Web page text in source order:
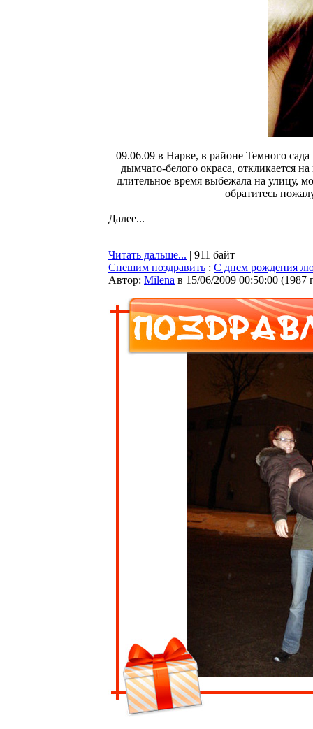
09.06.09 в Нарве, в районе Темного
дымчато-белого окраса, откликается
длительное время выбежала на улицу,
обратитесь
Далее...
Читать дальше... | 911 байт
Спешим поздравить : С днем рождения
Автор: Milena в 15/06/2009 00:50:00 (1987